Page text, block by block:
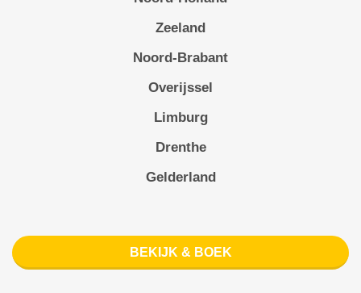
Zeeland
Noord-Brabant
Overijssel
Limburg
Drenthe
Gelderland
BEKIJK & BOEK